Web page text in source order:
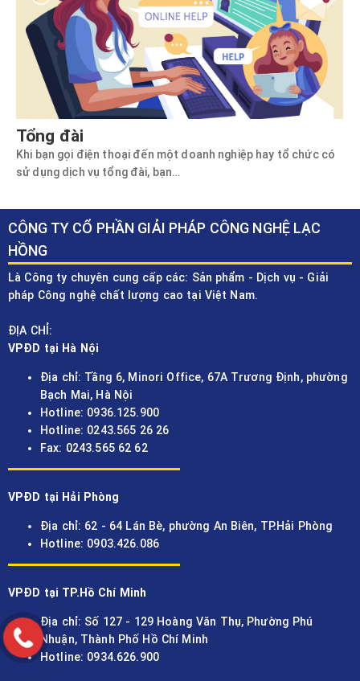
Tổng đài
Khi bạn gọi điện thoại đến một doanh nghiệp hay tổ chức có
sử dụng dịch vụ tổng đài, bạn…
CÔNG TY CỔ PHẦN GIẢI PHÁP CÔNG NGHỆ LẠC
HỒNG
Là Công ty chuyên cung cấp các: Sản phẩm - Dịch vụ - Giải
pháp Công nghệ chất lượng cao tại Việt Nam.
ĐỊA CHỈ:
VPĐD tại Hà Nội
Địa chỉ: Tầng 6, Minori Office, 67A Trương Định, phường
Bạch Mai, Hà Nội
Hotline: 0936.125.900
Hotline: 0243.565 26 26
Fax: 0243.565 62 62
VPĐD tại Hải Phòng
Địa chỉ: 62 - 64 Lán Bè, phường An Biên, TP.Hải Phòng
Hotline: 0903.426.086
VPĐD tại TP.Hồ Chí Minh
Địa chỉ: Số 127 - 129 Hoàng Văn Thụ, Phường Phú
Nhuận, Thành Phố Hồ Chí Minh
Hotline: 0934.626.900